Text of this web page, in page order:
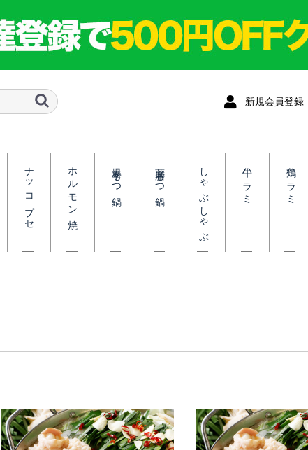
新規会員登録
ナッコプセ ホルモン焼 爆辛もつ鍋 薬膳もつ鍋 しゃぶしゃぶ 牛ハラミ 鶏ハラミ